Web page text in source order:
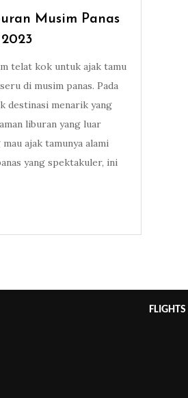
Musim Panas
telat kok untuk ajak tamu
di musim panas. Pada
destinasi menarik yang
liburan yang luar
ajak tamunya alami
yang spektakuler, ini
FLIGHTS